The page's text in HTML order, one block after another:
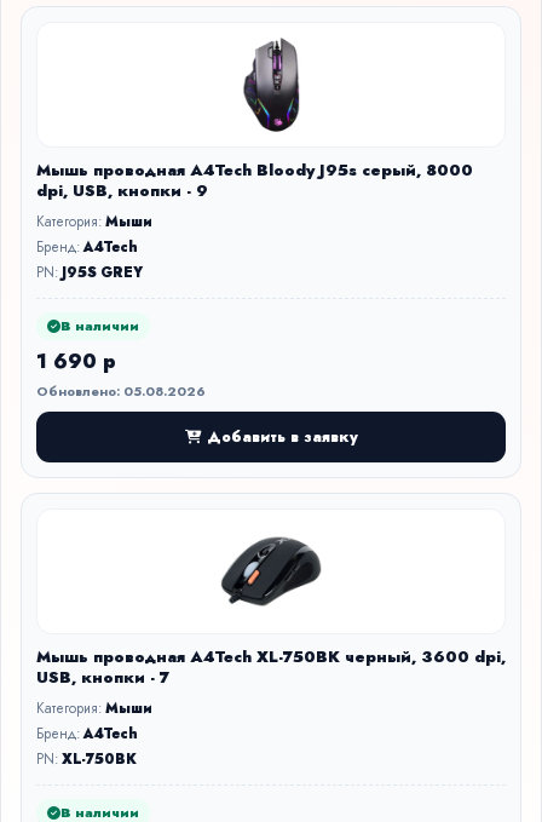
Мышь проводная A4Tech Bloody J95s серый, 8000
dpi, USB, кнопки - 9
Категория:Мыши
Бренд:A4Tech
PN: J95S GREY
В наличии
1 690 р
Обновлено: 05.08.2026
Добавить в заявку
Мышь проводная A4Tech XL-750BK черный, 3600 dpi,
USB, кнопки - 7
Категория:Мыши
Бренд:A4Tech
PN:XL-750BK
В наличии